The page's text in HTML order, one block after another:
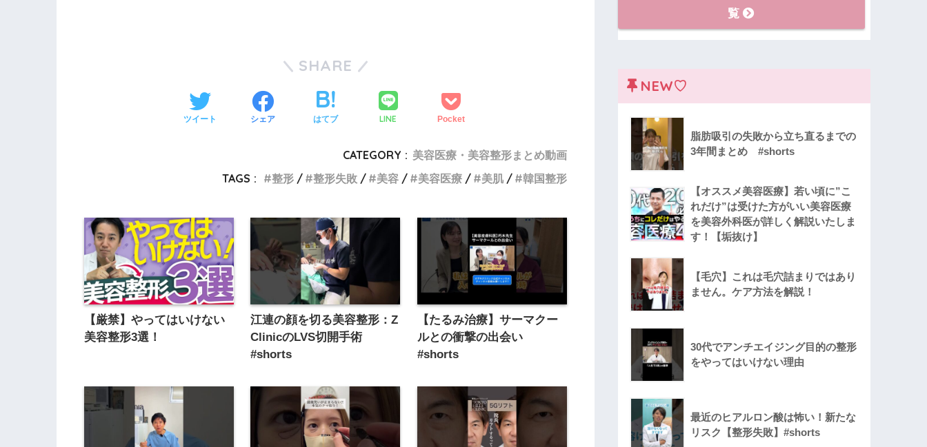
SHARE
ツイート シェア はてブ LINE Pocket
CATEGORY : 美容医療・美容整形まとめ動画
TAGS :
整形 整形失敗 美容 美容医療 美肌 韓国整形
【厳禁】やってはいけない
美容整形3選！
江連の顔を切る美容整形：Z
ClinicのLVS切開手術
#shorts
【たるみ治療】サーマクー
ルとの衝撃の出会い
#shorts
覧
NEW♡
脂肪吸引の失敗から立ち直るまでの
3年間まとめ #shorts
【オススメ美容医療】若い頃に”こ
れだけ”は受けた方がいい美容医療
を美容外科医が詳しく解説いたしま
す！【垢抜け】
【毛穴】これは毛穴詰まりではあり
ません。ケア方法を解説！
30代でアンチエイジング目的の整形
をやってはいけない理由
最近のヒアルロン酸は怖い！新たな
リスク【整形失敗】#shorts